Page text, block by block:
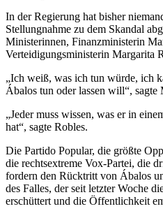
In der Regierung hat bisher
Stellungnahme zu dem Skandal
Ministerinnen, Finanzministerin
Verteidigungsministerin Margarita
„Ich weiß, was ich tun würde, ich
Ábalos tun oder lassen will“, sagte
„Jeder muss wissen, was er in
hat“, sagte Robles.
Die Partido Popular, die größte
die rechtsextreme Vox-Partei, die
fordern den Rücktritt von Ábalos
des Falles, der seit letzter Woche
erschüttert und die Öffentlichkeit